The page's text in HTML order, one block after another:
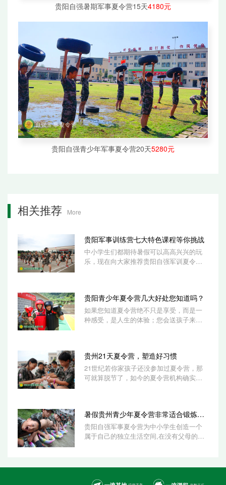
贵阳自强暑期军事夏令营15天4180元
贵阳自强青少年军事夏令营20天5280元
相关推荐 More
贵阳军事训练营七大特色课程等你挑战
中小学生们都期待暑假可以高高兴兴的玩
乐，现在向大家推荐贵阳自强军训夏令营
贵阳青少年夏令营几大好处您知道吗？
如果您知道夏令营绝不只是享受，而是一
种感受，是人生的体验；您会送孩子来参
贵州21天夏令营，塑造好习惯
21世纪若你家孩子还没参加过夏令营，那
可就算脱节了，如今的夏令营机构确实是
暑假贵州青少年夏令营非常适合锻炼孩子
贵阳自强军事夏令营为中小学生创造一个
属于自己的独立生活空间,在没有父母的照